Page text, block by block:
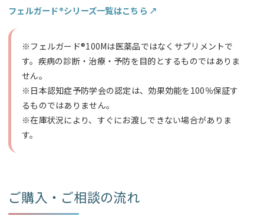
フェルガード®シリーズ一覧はこちら ↗
※フェルガード®100Mは医薬品ではなくサプリメントで
す。疾病の診断・治療・予防を目的とするものではありま
せん。
※日本認知症予防学会の認定は、効果効能を100％保証す
るものではありません。
※在庫状況により、すぐにお渡しできない場合がありま
す。
ご購入・ご相談の流れ